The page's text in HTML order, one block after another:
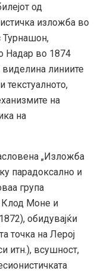
од
изложба во
Турнашон,
Надар во 1874
линиите
текстуалното,
на
на
„Изложба
парадоксално и
група
Клод Моне и
обидувајќи
точка на Лерој
итн.), всушност,